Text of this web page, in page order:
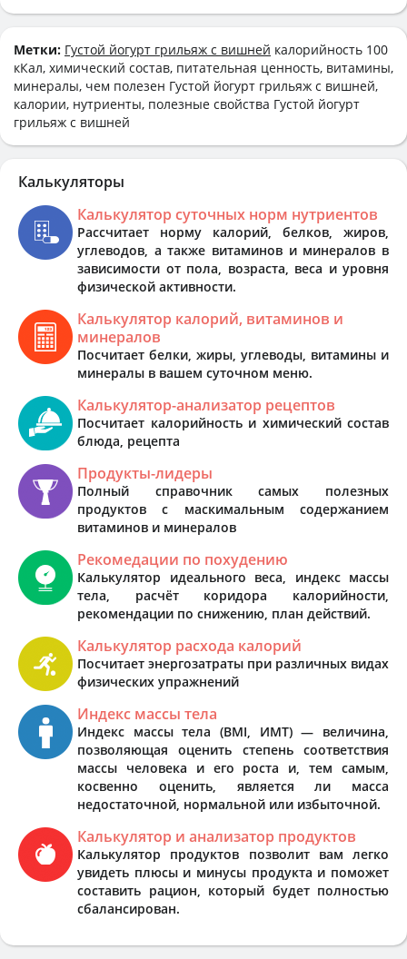
Метки: Густой йогурт грильяж с вишней калорийность 100
кКал, химический состав, питательная ценность, витамины,
минералы, чем полезен Густой йогурт грильяж с вишней,
калории, нутриенты, полезные свойства Густой йогурт
грильяж с вишней
Калькуляторы
Калькулятор суточных норм нутриентов
Рассчитает норму калорий, белков, жиров,
углеводов, а также витаминов и минералов в
зависимости от пола, возраста, веса и уровня
физической активности.
Калькулятор калорий, витаминов и
минералов
Посчитает белки, жиры, углеводы, витамины и
минералы в вашем суточном меню.
Калькулятор-анализатор рецептов
Посчитает калорийность и химический состав
блюда, рецепта
Продукты-лидеры
Полный справочник самых полезных
продуктов с маскимальным содержанием
витаминов и минералов
Рекомедации по похудению
Калькулятор идеального веса, индекс массы
тела, расчёт коридора калорийности,
рекомендации по снижению, план действий.
Калькулятор расхода калорий
Посчитает энергозатраты при различных видах
физических упражнений
Индекс массы тела
Индекс массы тела (BMI, ИМТ) — величина,
позволяющая оценить степень соответствия
массы человека и его роста и, тем самым,
косвенно оценить, является ли масса
недостаточной, нормальной или избыточной.
Калькулятор и анализатор продуктов
Калькулятор продуктов позволит вам легко
увидеть плюсы и минусы продукта и поможет
составить рацион, который будет полностью
сбалансирован.